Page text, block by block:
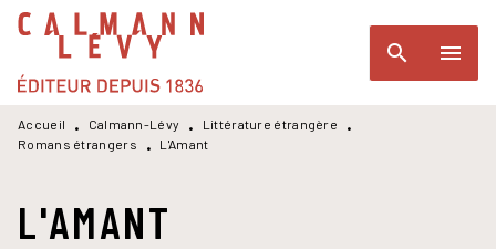
MENU RECHERCHE
PIED DE PAGE
search menu
Accueil • Calmann-Lévy • Littérature étrangère
•
Romans étrangers
• L'Amant
L'AMANT